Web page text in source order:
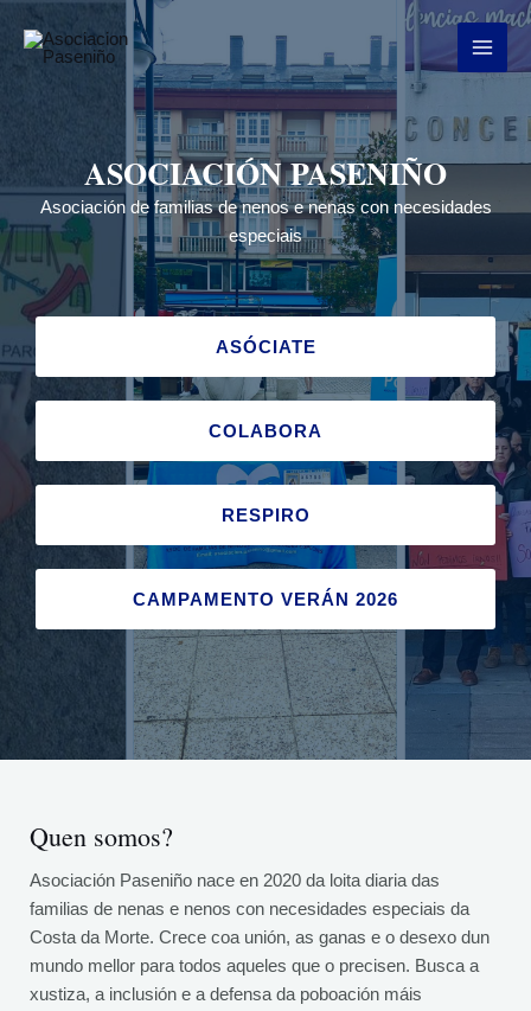
ASOCIACIÓN PASENIÑO
Asociación de familias de nenos e nenas con necesidades
especiais
ASÓCIATE
COLABORA
RESPIRO
CAMPAMENTO VERÁN 2026
Quen somos?
Asociación Paseniño nace en 2020 da loita diaria das
familias de nenas e nenos con necesidades especiais da
Costa da Morte. Crece coa unión, as ganas e o desexo dun
mundo mellor para todos aqueles que o precisen. Busca a
xustiza, a inclusión e a defensa da poboación máis